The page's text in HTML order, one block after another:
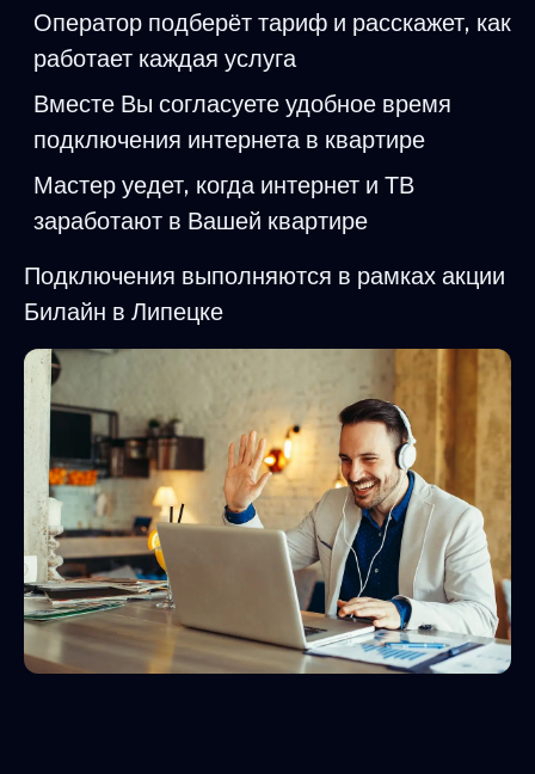
Оператор подберёт тариф и расскажет, как
работает каждая услуга
Вместе Вы согласуете удобное время
подключения интернета в квартире
Мастер уедет, когда интернет и ТВ
заработают в Вашей квартире
Подключения выполняются в рамках акции
Билайн в Липецке